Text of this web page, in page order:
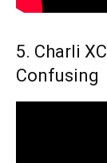
5. Charli
Confusing